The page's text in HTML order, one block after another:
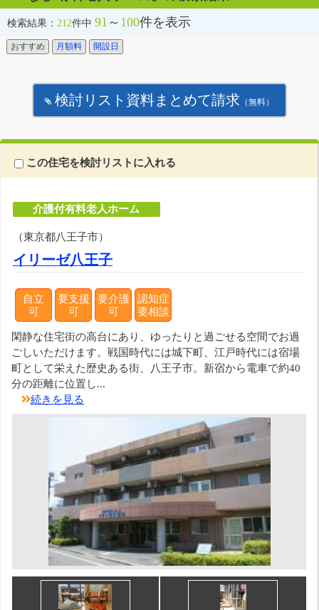
検索結果： 212件中 91 ～ 100件を表示
おすすめ 月額料 開設日
検討リスト資料まとめて請求 （無料）
この住宅を検討リストに入れる
介護付有料老人ホーム
（東京都八王子市）
イリーゼ八王子
自立
可
要支援
可
要介護
可
認知症
要相談
閑静な住宅街の高台にあり、ゆったりと過ごせる空間でお過
ごしいただけます。戦国時代には城下町、江戸時代には宿場
町として栄えた歴史ある街、八王子市。新宿から電車で約40
分の距離に位置し...
続きを見る